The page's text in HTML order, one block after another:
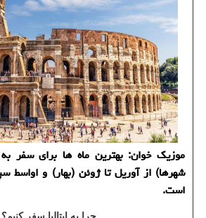
موزیك خوان: بهترین ماه ها برای سفر به
شهرها) از آوریل تا ژوئن (بهار) و اواسط
است.